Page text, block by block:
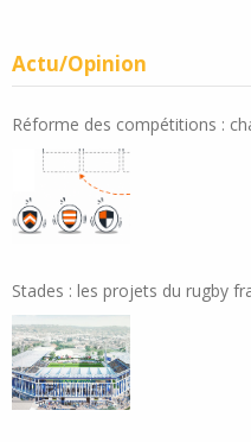
Actu/Opinion
Réforme des compétitions :
Stades : les projets du rugby